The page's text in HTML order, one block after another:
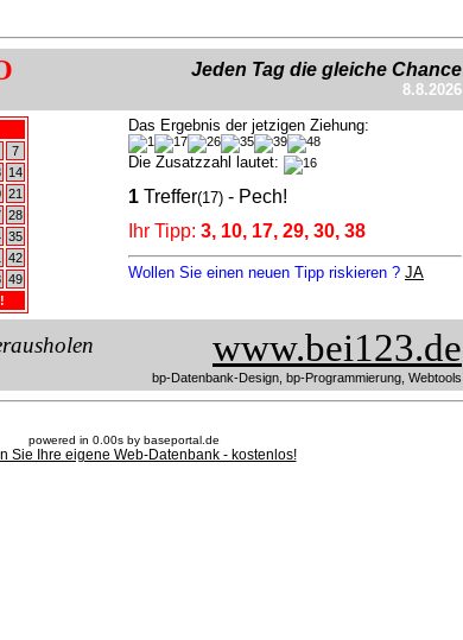
Jeden Tag die gleiche Chance
8.8.2026
7
14
21
28
35
42
49
Das Ergebnis der jetzigen Ziehung:
Die Zusatzzahl lautet:
1 Treffer(17) - Pech!
Ihr Tipp: 3, 10, 17, 29, 30, 38
Wollen Sie einen neuen Tipp riskieren ? JA
www.bei123.de
bp-Datenbank-Design, bp-Programmierung, Webtools
powered in 0.00s by baseportal.de
Sie Ihre eigene Web-Datenbank - kostenlos!